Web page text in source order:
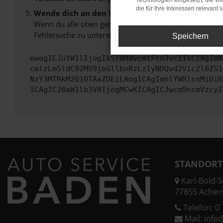
Wende dich an den Webseitenbetreiber.
Wenn du alle oben genannten Schritte versucht hast,
Fehlersuche zu unterstützen:
Karl-Bold-
77855
Telefon: 0
Mail:
die für Ihre Interessen relevant
Speichern